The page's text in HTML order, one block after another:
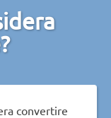
convertire